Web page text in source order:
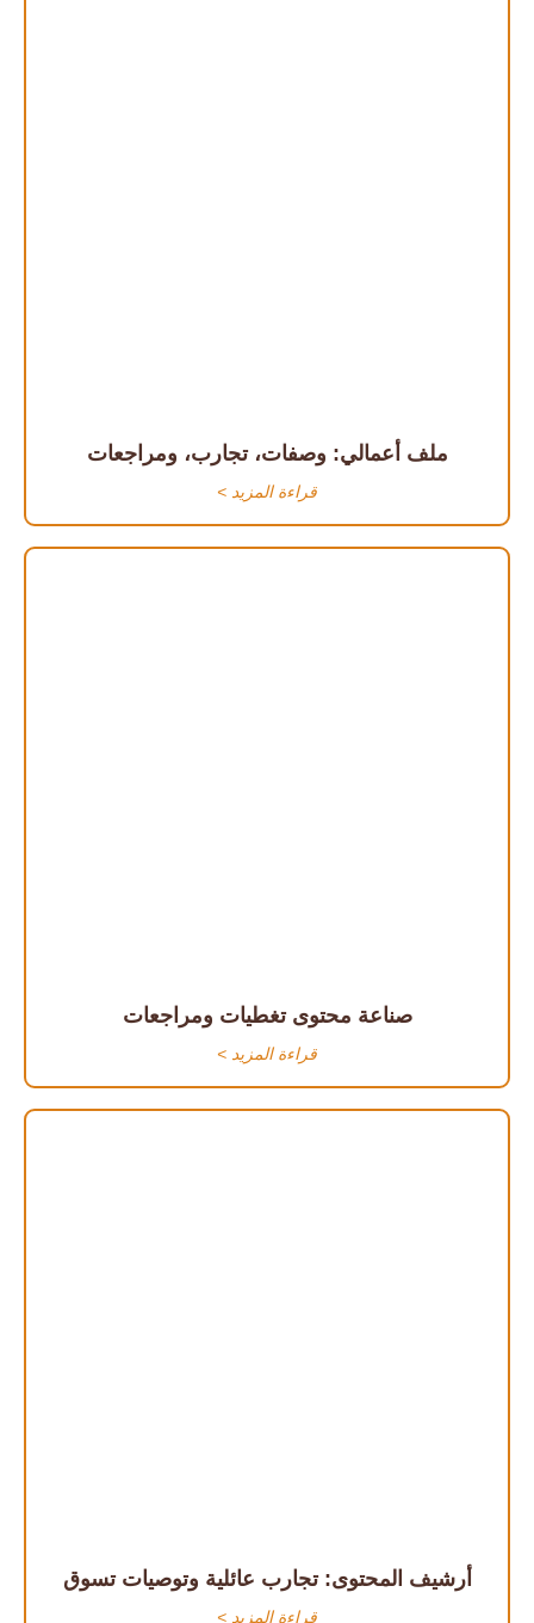
ملف أعمالي: وصفات، تجارب، ومراجعات
قراءة المزيد >
صناعة محتوى تغطيات ومراجعات
قراءة المزيد >
أرشيف المحتوى: تجارب عائلية وتوصيات تسوق
قراءة المزيد >